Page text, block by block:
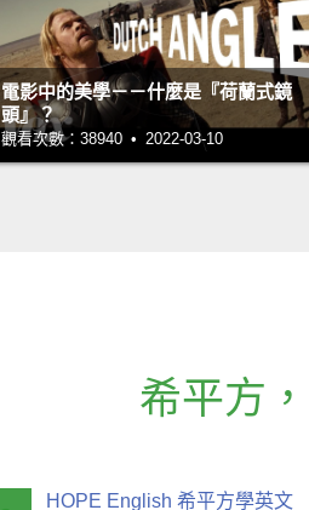
電影中的美學－－什麼是『荷蘭式鏡
頭』？
觀看次數：38940 • 2022-03-10
希平方 ，
HOPE English 希平方學英文